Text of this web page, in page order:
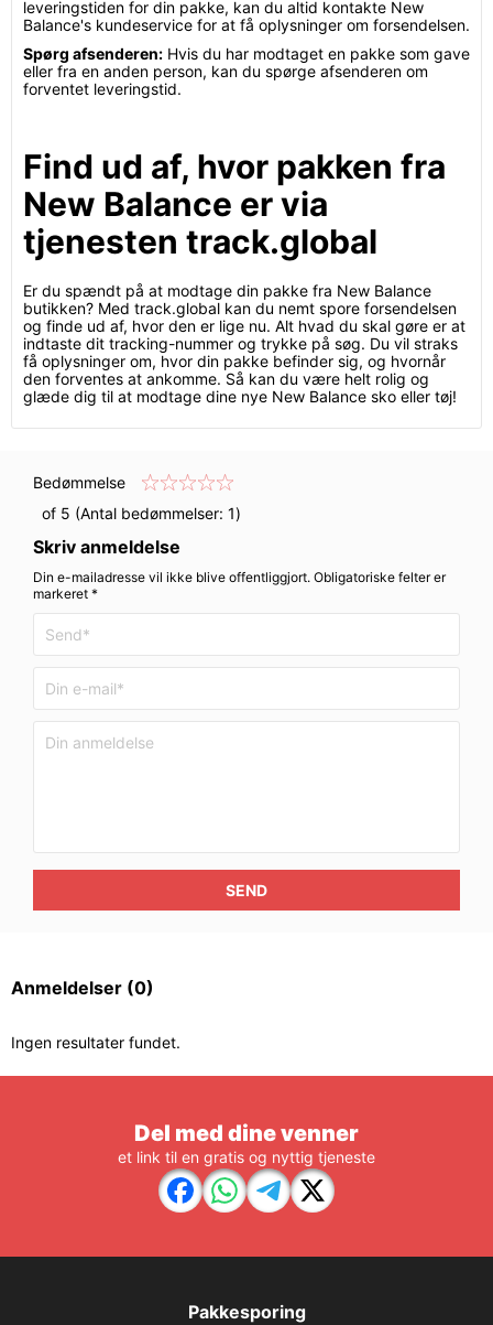
leveringstiden for din pakke, kan du altid kontakte New
Balance's kundeservice for at få oplysninger om forsendelsen.
Spørg afsenderen: Hvis du har modtaget en pakke som gave
eller fra en anden person, kan du spørge afsenderen om
forventet leveringstid.
Find ud af, hvor pakken fra
New Balance er via
tjenesten track.global
Er du spændt på at modtage din pakke fra New Balance
butikken? Med track.global kan du nemt spore forsendelsen
og finde ud af, hvor den er lige nu. Alt hvad du skal gøre er at
indtaste dit tracking-nummer og trykke på søg. Du vil straks
få oplysninger om, hvor din pakke befinder sig, og hvornår
den forventes at ankomme. Så kan du være helt rolig og
glæde dig til at modtage dine nye New Balance sko eller tøj!
Bedømmelse
of 5 (Antal bedømmelser: 1)
Skriv anmeldelse
Din e-mailadresse vil ikke blive offentliggjort. Obligatoriske felter er
markeret *
SEND
Anmeldelser (0)
Ingen resultater fundet.
Del med dine venner
et link til en gratis og nyttig tjeneste
Pakkesporing